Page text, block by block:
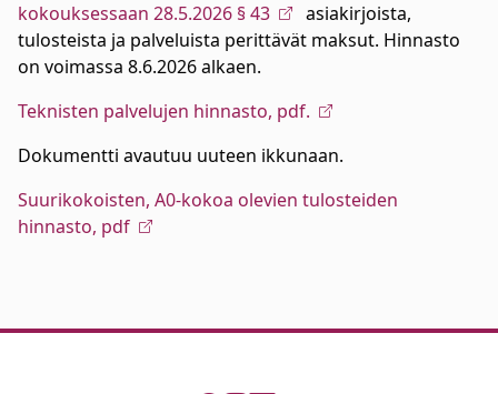
kokouksessaan 28.5.2026 § 43
asiakirjoista,
tulosteista ja palveluista perittävät maksut. Hinnasto
on voimassa 8.6.2026 alkaen.
Teknisten palvelujen hinnasto, pdf.
Dokumentti avautuu uuteen ikkunaan.
Suurikokoisten, A0-kokoa olevien tulosteiden
hinnasto, pdf